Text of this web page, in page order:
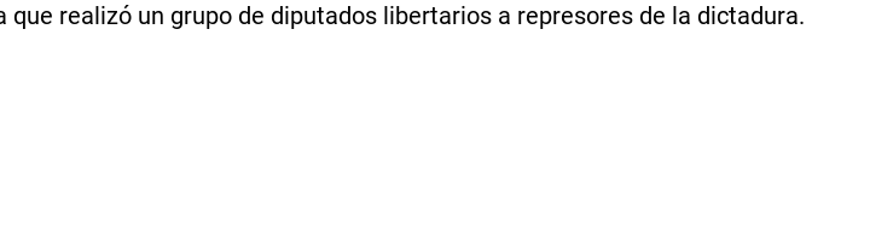
realizó un grupo de diputados libertarios a represores de la dictadura.